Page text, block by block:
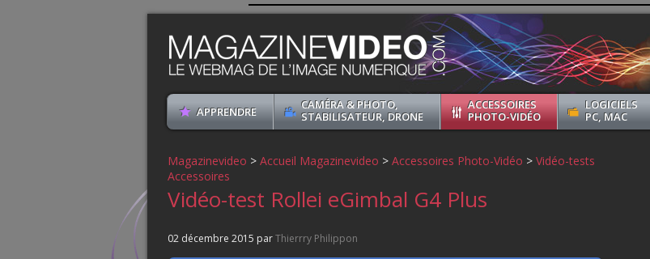
APPRENDRE
CAMÉRA & PHOTO,
STABILISATEUR, DRONE
ACCESSOIRES
PHOTO-VIDÉO
LOGICIELS
PC, MAC
Magazinevideo > Accueil Magazinevideo > Accessoires Photo-Vidéo > Vidéo-tests
Accessoires
Vidéo-test Rollei eGimbal G4 Plus
02 décembre 2015 parThierrry Philippon